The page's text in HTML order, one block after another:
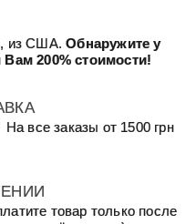
из США.Обнаружите у
200% стоимости!
На все заказы от 1500 грн
товар только после